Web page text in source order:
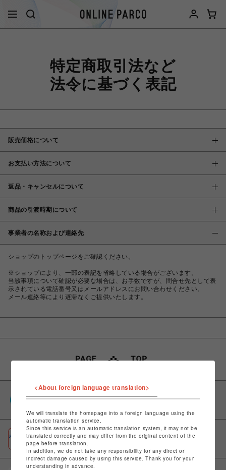
特定商取引法など
法令に基づく表記
販売価格について
お支払い方法について
返品・キャンセルについて
商品の引渡時期について
事業者の名称および連絡先
ショップのトップページをご確認ください。
※ショップにより、一部の表記を省略している場合がございます。
当該事項について確認が必要な場合は、お手数ですが、問合せ先として表
示されている電話番号又はメールアドレスにお問い合わせください。
メール連絡等により遅滞なくご提供いたします。
PARCOポイント
ポケパル払い
初回登録＆お買物で最大1,500円分のPARCOポイント進呈
<About foreign language translation>
We will translate the homepage into a foreign language using the
automatic translation service.
Since this service is an automatic translation system, it may not be
translated correctly and may differ from the original content of the
page before translation.
In addition, we do not take any responsibility for any direct or
indirect damage caused by using this service. Thank you for your
understanding in advance.